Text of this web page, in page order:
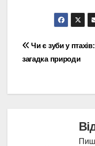
Навігація
записів
Чи є зуби у птахів:
загадка природи